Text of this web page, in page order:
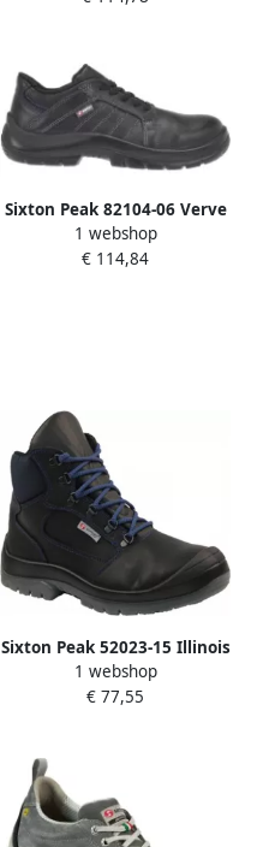
Sixton Peak 82104-06 Verve
LG S3 Zwart 11.091.036.39
1 webshop
€ 114,84
Sixton Peak 52023-15 Illinois
Hoog S3 | Zwart |
11.091.060.41
1 webshop
€ 77,55